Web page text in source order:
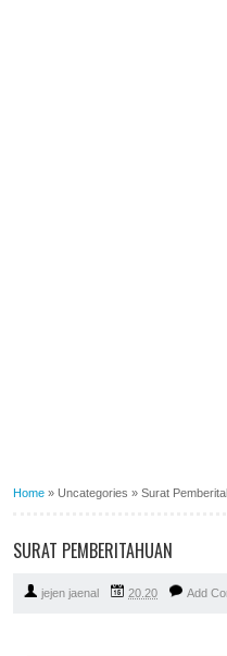
Home » Uncategories » Surat
SURAT PEMBERITAHUAN
jejen jaenal 20.20 Add